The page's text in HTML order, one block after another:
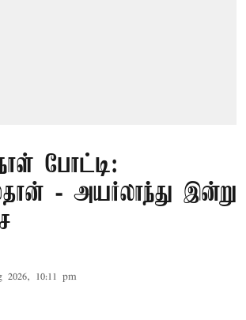
போட்டி:
- அயர்லாந்து இன்று
2026, 10:11 pm